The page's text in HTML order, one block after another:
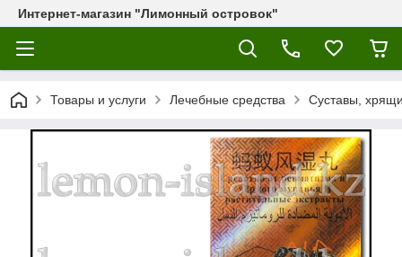
Интернет-магазин "Лимонный островок"
Товары и услуги Лечебные средства Суставы,